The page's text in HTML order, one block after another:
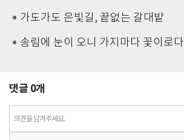
가도가도 은빛길, 끝없는 갈대밭
송림에 눈이 오니 가지마다 꽃이로다
댓글 0개
의견을 남겨주세요.